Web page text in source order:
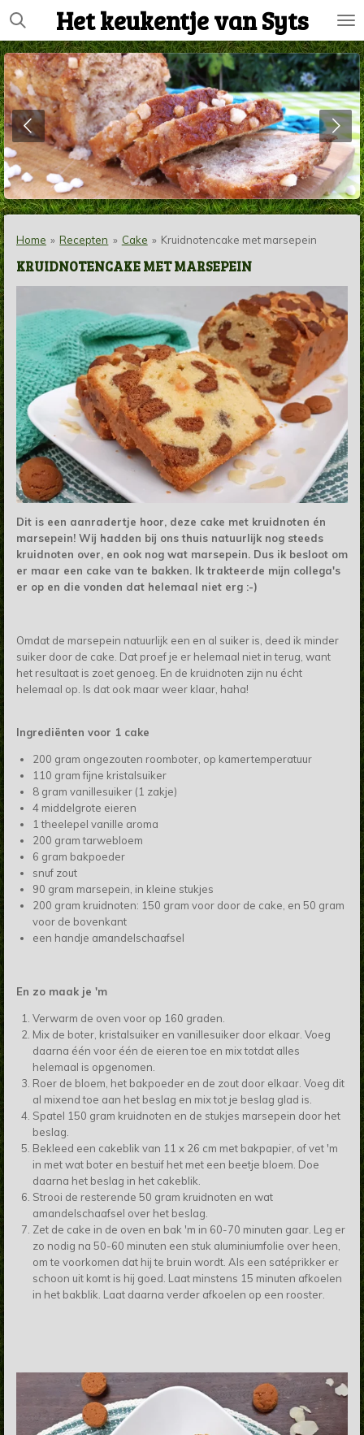
Ga
direct
naar
de
hoofdinhoud
Het keukentje van Syts
Home » Recepten » Cake » Kruidnotencake met marsepein
KRUIDNOTENCAKE MET MARSEPEIN
Dit is een aanradertje hoor, deze cake met kruidnoten én
marsepein! Wij hadden bij ons thuis natuurlijk nog steeds
kruidnoten over, en ook nog wat marsepein. Dus ik besloot om
er maar een cake van te bakken. Ik trakteerde mijn collega's
er op en die vonden dat helemaal niet erg :-)
Omdat de marsepein natuurlijk een en al suiker is, deed ik minder
suiker door de cake. Dat proef je er helemaal niet in terug, want
het resultaat is zoet genoeg. En de kruidnoten zijn nu écht
helemaal op. Is dat ook maar weer klaar, haha!
Ingrediënten voor 1 cake
200 gram ongezouten roomboter, op kamertemperatuur
110 gram fijne kristalsuiker
8 gram vanillesuiker (1 zakje)
4 middelgrote eieren
1 theelepel vanille aroma
200 gram tarwebloem
6 gram bakpoeder
snuf zout
90 gram marsepein, in kleine stukjes
200 gram kruidnoten: 150 gram voor door de cake, en 50 gram
voor de bovenkant
een handje amandelschaafsel
En zo maak je 'm
Verwarm de oven voor op 160 graden.
Mix de boter, kristalsuiker en vanillesuiker door elkaar. Voeg
daarna één voor één de eieren toe en mix totdat alles
helemaal is opgenomen.
Roer de bloem, het bakpoeder en de zout door elkaar. Voeg dit
al mixend toe aan het beslag en mix tot je beslag glad is.
Spatel 150 gram kruidnoten en de stukjes marsepein door het
beslag.
Bekleed een cakeblik van 11 x 26 cm met bakpapier, of vet 'm
in met wat boter en bestuif het met een beetje bloem. Doe
daarna het beslag in het cakeblik.
Strooi de resterende 50 gram kruidnoten en wat
amandelschaafsel over het beslag.
Zet de cake in de oven en bak 'm in 60-70 minuten gaar. Leg er
zo nodig na 50-60 minuten een stuk aluminiumfolie over heen,
om te voorkomen dat hij te bruin wordt. Als een satéprikker er
schoon uit komt is hij goed. Laat minstens 15 minuten afkoelen
in het bakblik. Laat daarna verder afkoelen op een rooster.